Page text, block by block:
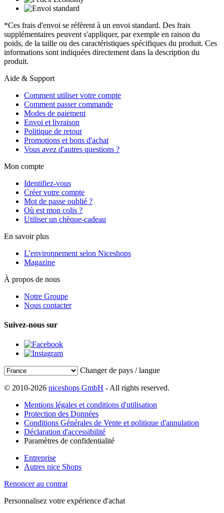
*Ces frais d'envoi se réfèrent à un envoi standard. Des frais
supplémentaires peuvent s'appliquer, par exemple en raison du
poids, de la taille ou des caractéristiques spécifiques du produit. Ces
informations sont indiquées directement dans la description du
produit.
Aide & Support
Comment utiliser votre compte
Comment passer commande
Modes de paiement
Envoi et livraison
Politique de retour
Promotions et bons d'achat
Vous avez d'autres questions ?
Mon compte
Identifiez-vous
Créer votre compte
Mot de passe oublié ?
Où est mon colis ?
Utiliser un chèque-cadeau
En savoir plus
L'environnement selon Niceshops
Magazine
À propos de nous
Notre Groupe
Nous contacter
Suivez-nous sur
Changer de pays / langue
© 2010-2026 niceshops GmbH - All rights reserved.
Mentions légales et conditions d'utilisation
Protection des Données
Conditions Générales de Vente et politique d'annulation
Déclaration d'accessibilité
Paramètres de confidentialité
Entreprise
Autres nice Shops
Renoncer au contrat
Personnalisez votre expérience d'achat